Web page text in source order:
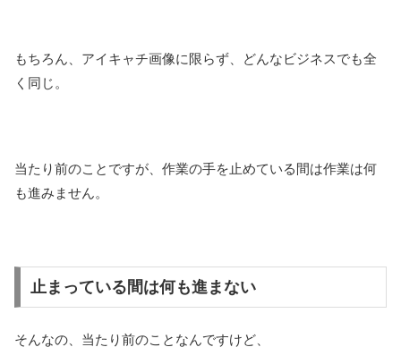
もちろん、アイキャチ画像に限らず、どんなビジネスでも全
く同じ。
当たり前のことですが、作業の手を止めている間は作業は何
も進みません。
止まっている間は何も進まない
そんなの、当たり前のことなんですけど、